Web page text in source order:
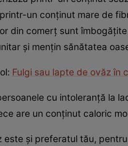
un conținut mare de
din comerț sunt
și mențin sănătatea
Fulgi sau lapte de ovăz în
cu intoleranță la
are un conținut caloric
este și preferatul tău,